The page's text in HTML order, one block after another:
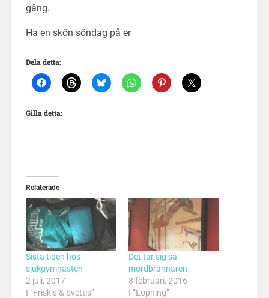
gång.
Ha en skön söndag på er
Dela detta:
Gilla detta:
Relaterade
Sista tiden hos
sjukgymnasten
2 juli, 2017
I ”Friskis & Svettis”
Det tar sig sa
mordbrännaren
8 februari, 2016
I ”Löpning”